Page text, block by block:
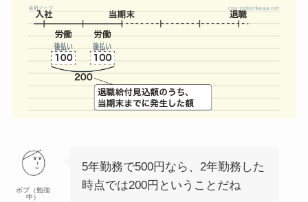
ボブ（勉強
中）
5年勤務で500円なら、2年勤務した
時点では200円ということだね